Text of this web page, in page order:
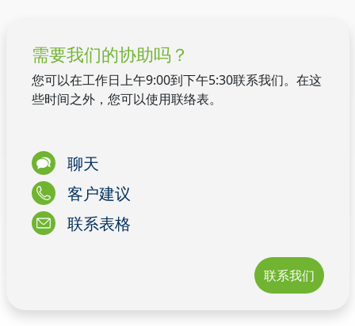
需要我们的协助吗？
您可以在工作日上午9:00到下午5:30联系我们。在这
些时间之外，您可以使用联络表。
聊天
客户建议
联系表格
联系我们